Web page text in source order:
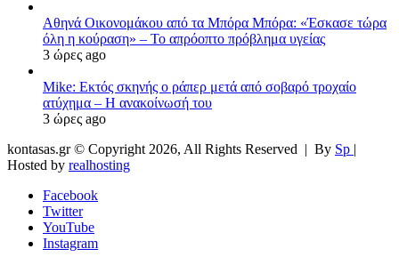
Αθηνά Οικονομάκου από τα Μπόρα Μπόρα: «Έσκασε τώρα
όλη η κούραση» – Το απρόοπτο πρόβλημα υγείας
3 ώρες ago
Mike: Εκτός σκηνής ο ράπερ μετά από σοβαρό τροχαίο
ατύχημα – Η ανακοίνωσή του
3 ώρες ago
kontasas.gr © Copyright 2026, All Rights Reserved | By Sp |
Hosted by realhosting
Facebook
Twitter
YouTube
Instagram